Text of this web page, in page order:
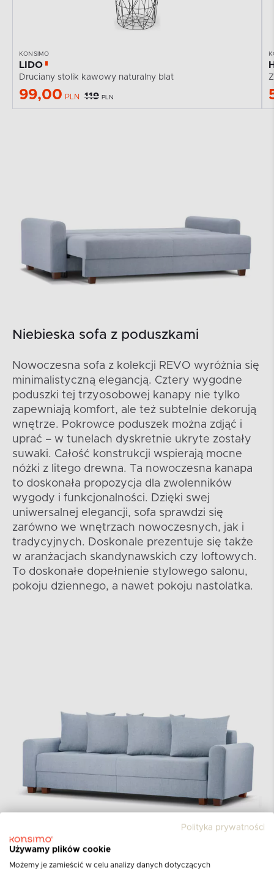
KONSIMO
LIDO
Druciany stolik kawowy naturalny blat
99,00 PLN 119 PLN
Niebieska sofa z poduszkami
Nowoczesna sofa z kolekcji REVO wyróżnia się
minimalistyczną elegancją. Cztery wygodne
poduszki tej trzyosobowej kanapy nie tylko
zapewniają komfort, ale też subtelnie dekorują
wnętrze. Pokrowce poduszek można zdjąć i
uprać – w tunelach dyskretnie ukryte zostały
suwaki. Całość konstrukcji wspierają mocne
nóżki z litego drewna. Ta nowoczesna kanapa
to doskonała propozycja dla zwolenników
wygody i funkcjonalności. Dzięki swej
uniwersalnej elegancji, sofa sprawdzi się
zarówno we wnętrzach nowoczesnych, jak i
tradycyjnych. Doskonale prezentuje się także
w aranżacjach skandynawskich czy loftowych.
To doskonałe dopełnienie stylowego salonu,
pokoju dziennego, a nawet pokoju nastolatka.
Kolekcja REVO
Polityka prywatności
Używamy plików cookie
Możemy je zamieścić w celu analizy danych dotyczących